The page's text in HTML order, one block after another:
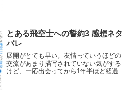
とある飛空士への誓約3 感想ネタ
バレ
展開がとても早い。友情っていうほどの
交流があまり描写されていない気がする
けど、一応出会ってから1年半ほど経過し